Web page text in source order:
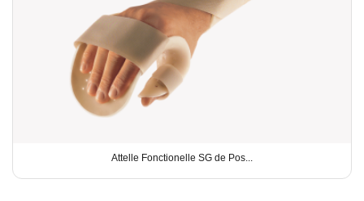
Attelle Fonctionelle SG de Pos...